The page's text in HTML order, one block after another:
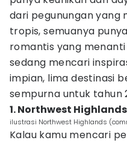
dari pegunungan yang
tropis, semuanya
romantis yang
sedang mencari
impian, lima destinasi
sempurna untuk tahun
1. Northwest
ilustrasi Northwest Highlands
Kalau kamu mencari